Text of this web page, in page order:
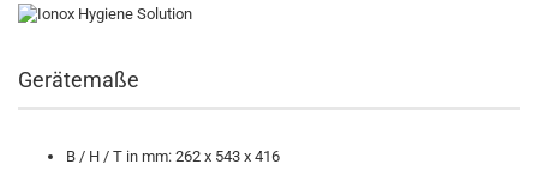
Gerätemaße
B / H / T in mm: 262 x 543 x 416